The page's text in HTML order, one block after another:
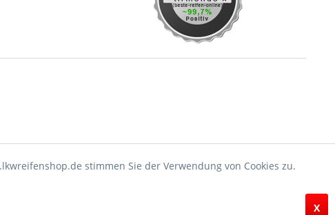
stimmen Sie der Verwendung von Cookies zu.
X